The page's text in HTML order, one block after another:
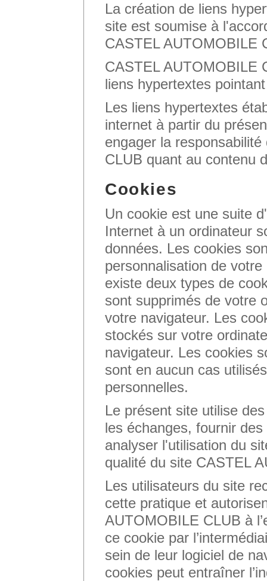
La création de liens
site est soumise à
CASTEL AUTOMOBILE
CASTEL AUTOMOBILE
liens hypertextes
Les liens hypertextes
internet à partir du
engager la
CLUB quant au contenu
Cookies
Un cookie est une suite
Internet à un ordinateur
données. Les cookies
personnalisation de
existe deux types de
sont supprimés de votre
votre navigateur. Les
stockés sur votre
navigateur. Les cookies
sont en aucun cas
personnelles.
Le présent site utilise
les échanges, fournir
analyser l'utilisation du
qualité du site CASTEL
Les utilisateurs du site
cette pratique et
AUTOMOBILE CLUB à
ce cookie par
sein de leur logiciel de
cookies peut entraîner